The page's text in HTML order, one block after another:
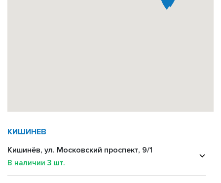
КИШИНЕВ
Кишинёв, ул. Московский проспект, 9/1
В наличии 3 шт.